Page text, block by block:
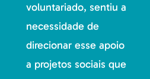
voluntariado, sentiu a
necessidade de
direcionar esse apoio
a projetos sociais que